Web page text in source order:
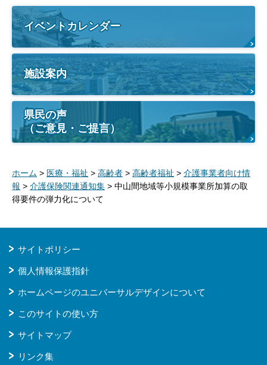
イベントカレンダー
施設案内
県民の声
（ご意見・ご提言）
ホーム > 医療・福祉 > 高齢者 > 高齢者福祉 > 介護事業者向け情
報 > 介護保険関連通知集 > 中山間地域等小規模事業所加算の取
得要件の弾力化について
サイトポリシー
個人情報保護指針
ホームページのユニバーサルデザインについて
このサイトの使い方
サイトマップ
リンク集